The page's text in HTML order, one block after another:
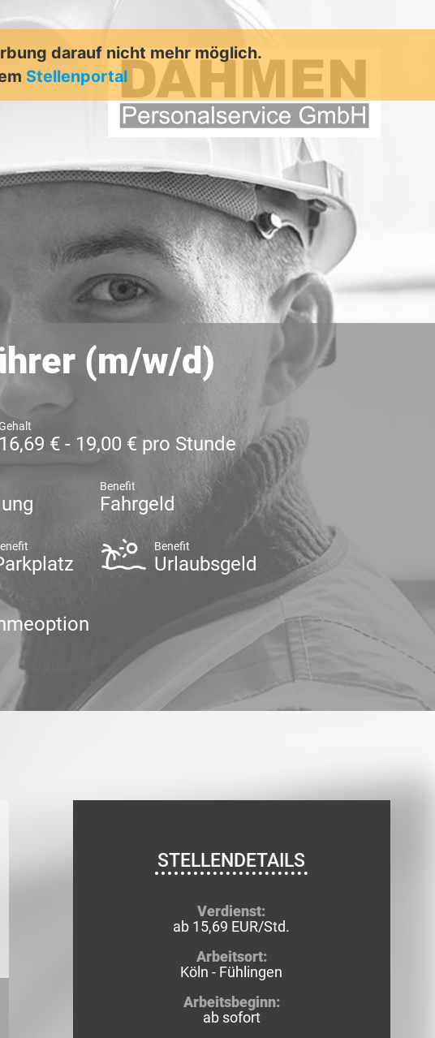
darauf nicht mehr möglich.
Stellenportal
(m/w/d)
Gehalt
16,69 € - 19,00 € pro Stunde
Benefit
Fahrgeld
Benefit
Urlaubsgeld
STELLENDETAILS
Verdienst:
ab 15,69 EUR/Std.
Arbeitsort:
Köln - Fühlingen
Arbeitsbeginn:
ab sofort